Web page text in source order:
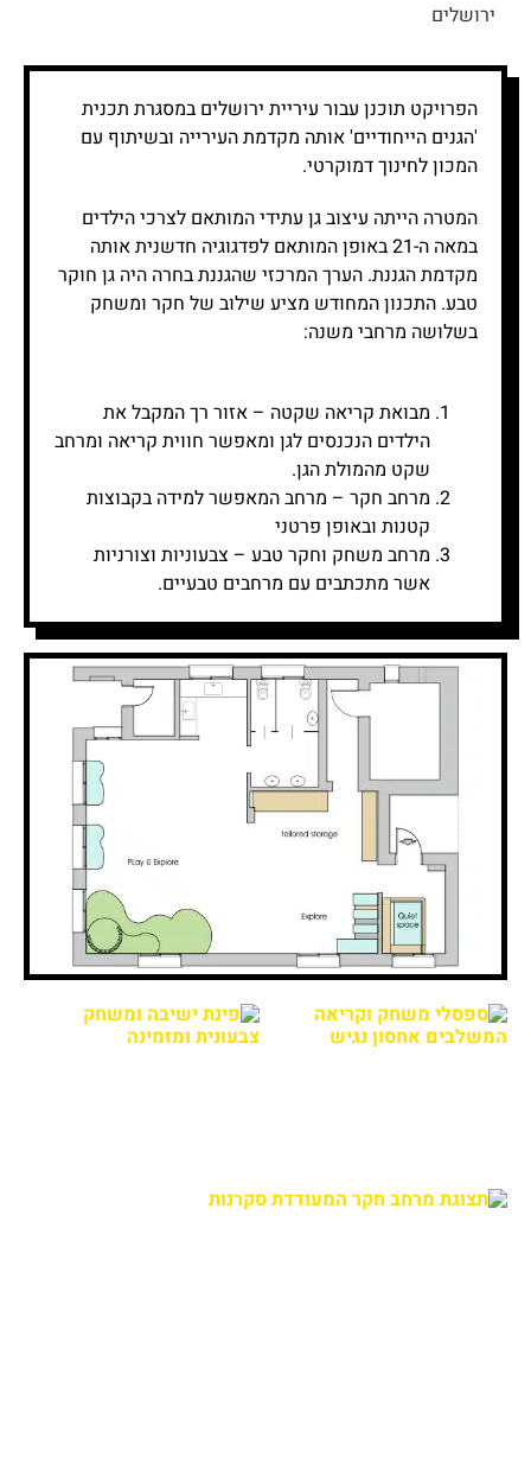
ירושלים
הפרויקט תוכנן עבור עיריית ירושלים במסגרת תכנית
'הגנים הייחודיים' אותה מקדמת העירייה ובשיתוף עם
המכון לחינוך דמוקרטי.
המטרה הייתה עיצוב גן עתידי המותאם לצרכי הילדים
במאה ה-21 באופן המותאם לפדגוגיה חדשנית אותה
מקדמת הגננת. הערך המרכזי שהגננת בחרה היה גן חוקר
טבע. התכנון המחודש מציע שילוב של חקר ומשחק
בשלושה מרחבי משנה:
מבואת קריאה שקטה – אזור רך המקבל את
הילדים הנכנסים לגן ומאפשר חווית קריאה ומרחב
שקט מהמולת הגן.
מרחב חקר – מרחב המאפשר למידה בקבוצות
קטנות ובאופן פרטני
מרחב משחק וחקר טבע – צבעוניות וצורניות
אשר מתכתבים עם מרחבים טבעיים.